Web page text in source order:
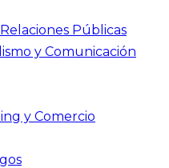
Públicas
y Comunicación
y Comercio